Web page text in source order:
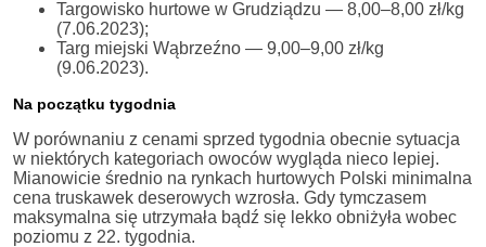
Targowisko hurtowe w Grudziądzu — 8,00–8,00 zł/kg
(7.06.2023);
Targ miejski Wąbrzeźno — 9,00–9,00 zł/kg
(9.06.2023).
Na początku tygodnia
W porównaniu z cenami sprzed tygodnia obecnie sytuacja
w niektórych kategoriach owoców wygląda nieco lepiej.
Mianowicie średnio na rynkach hurtowych Polski minimalna
cena truskawek deserowych wzrosła. Gdy tymczasem
maksymalna się utrzymała bądź się lekko obniżyła wobec
poziomu z 22. tygodnia.